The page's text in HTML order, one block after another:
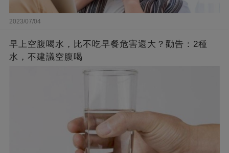
2023/07/04
早上空腹喝水，比不吃早餐危害還大？勸告：2種
水，不建議空腹喝